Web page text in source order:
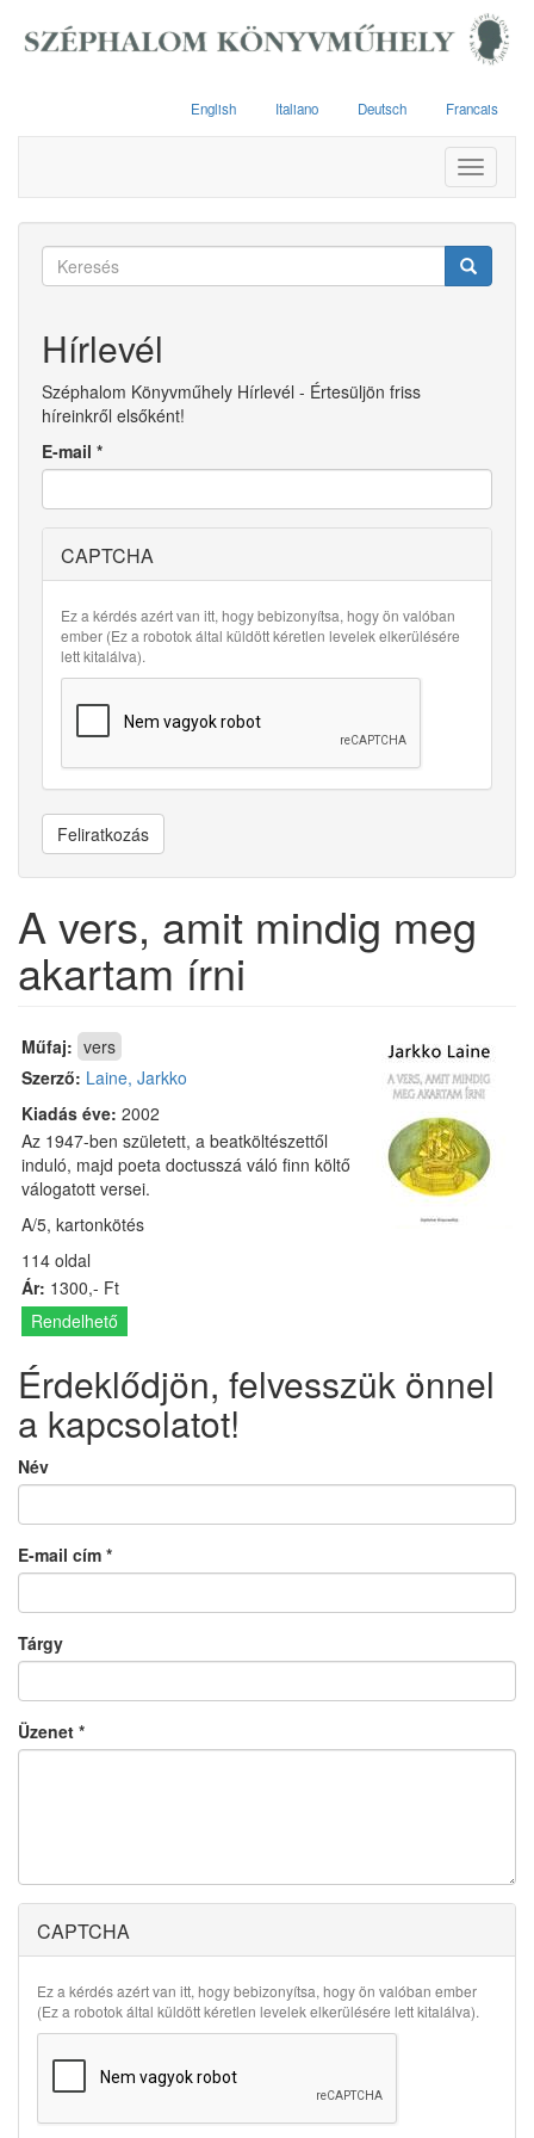
English Italiano Deutsch Francais
Toggle
Keresés
Hírlevél
Széphalom Könyvműhely Hírlevél - Értesüljön friss
híreinkről elsőként!
E-mail *
CAPTCHA
Ez a kérdés azért van itt, hogy bebizonyítsa, hogy ön valóban
ember (Ez a robotok által küldött kéretlen levelek elkerülésére
lett kitalálva).
Feliratkozás
A vers, amit mindig meg
akartam írni
Műfaj: vers
Szerző: Laine, Jarkko
Kiadás éve: 2002
Az 1947-ben született, a beatköltészettől
induló, majd poeta doctusszá váló finn költő
válogatott versei.
A/5, kartonkötés
114 oldal
Ár: 1300,- Ft
Rendelhető
Érdeklődjön, felvesszük önnel
a kapcsolatot!
Név
E-mail cím *
Tárgy
Üzenet *
CAPTCHA
Ez a kérdés azért van itt, hogy bebizonyítsa, hogy ön valóban ember
(Ez a robotok által küldött kéretlen levelek elkerülésére lett kitalálva).